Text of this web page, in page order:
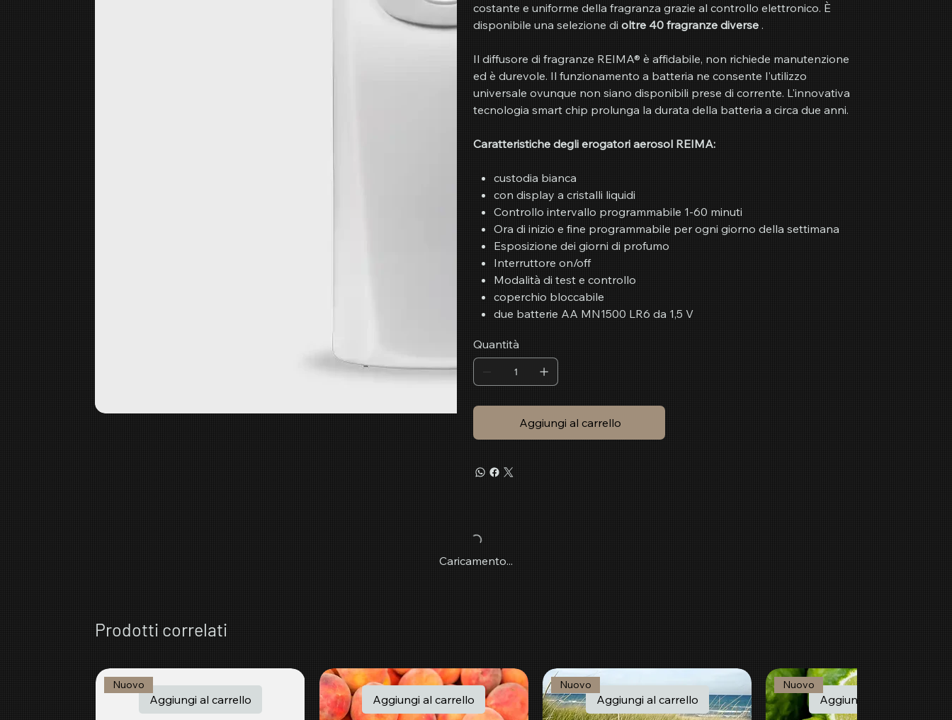
costante e uniforme della fragranza grazie al controllo elettronico. È
disponibile una selezione dioltre 40 fragranze diverse .
Il diffusore di fragranze REIMA® è affidabile, non richiede manutenzione
ed è durevole. Il funzionamento a batteria ne consente l'utilizzo
universale ovunque non siano disponibili prese di corrente. L'innovativa
tecnologia smart chip prolunga la durata della batteria a circa due anni.
Caratteristiche degli erogatori aerosol REIMA:
custodia bianca
con display a cristalli liquidi
Controllo intervallo programmabile 1-60 minuti
Ora di inizio e fine programmabile per ogni giorno della settimana
Esposizione dei giorni di profumo
Interruttore on/off
Modalità di test e controllo
coperchio bloccabile
due batterie AA MN1500 LR6 da 1,5 V
Quantità
Aggiungi al carrello
Caricamento...
Prodotti correlati
Aggiungi al carrello
Nuovo
Aggiungi al carrello Aggiungi al carrello
Nuovo
Aggiungi al carrello
Nuovo